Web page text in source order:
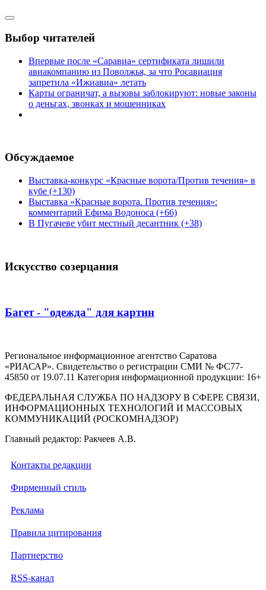
Выбор читателей
Впервые после «Саравиа» сертификата лишили
авиакомпанию из Поволжья, за что Росавиация
запретила «Ижиавиа» летать
Карты ограничат, а вызовы заблокируют: новые законы
о деньгах, звонках и мошенниках
Обсуждаемое
Выставка-конкурс «Красные ворота/Против течения» в
кубе (+130)
Выставка «Красные ворота. Против течения»:
комментарий Ефима Водоноса (+66)
В Пугачеве убит местный десантник (+38)
Искусство созерцания
Багет - "одежда" для картин
Региональное информационное агентство Саратова
«РИАСАР». Свидетельство о регистрации СМИ № ФС77-
45850 от 19.07.11 Категория информационной продукции: 16+
ФЕДЕРАЛЬНАЯ СЛУЖБА ПО НАДЗОРУ В СФЕРЕ СВЯЗИ,
ИНФОРМАЦИОННЫХ ТЕХНОЛОГИЙ И МАССОВЫХ
КОММУНИКАЦИЙ (РОСКОМНАДЗОР)
Главный редактор: Ракчеев А.В.
Контакты редакции
Фирменный стиль
Реклама
Правила цитирования
Партнерство
RSS-канал